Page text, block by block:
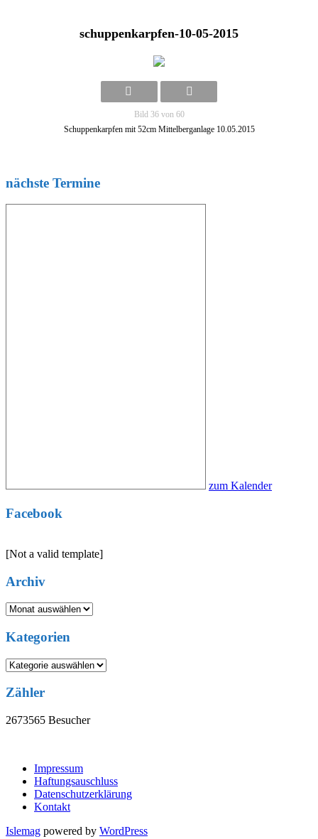
schuppenkarpfen-10-05-2015
Bild 36 von 60
Schuppenkarpfen mit 52cm Mittelberganlage 10.05.2015
nächste Termine
zum Kalender
Facebook
[Not a valid template]
Archiv
Archiv
Kategorien
Kategorien
Zähler
2673565 Besucher
Impressum
Haftungsauschluss
Datenschutzerklärung
Kontakt
Islemag powered by WordPress